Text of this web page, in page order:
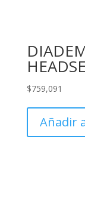
$759,091
Añadir